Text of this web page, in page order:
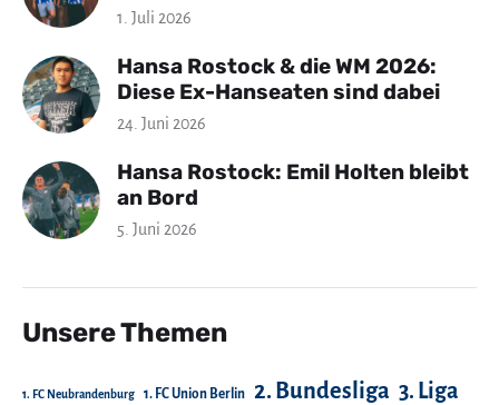
1. Juli 2026
Hansa Rostock & die WM 2026:
Diese Ex-Hanseaten sind dabei
24. Juni 2026
Hansa Rostock: Emil Holten bleibt
an Bord
5. Juni 2026
Unsere Themen
1. FC Neubrandenburg 1. FC Union Berlin 2. Bundesliga 3. Liga